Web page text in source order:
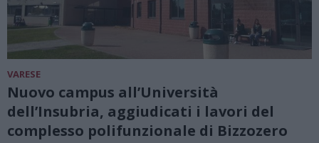
VARESE
Nuovo campus all’Università
dell’Insubria, aggiudicati i lavori del
complesso polifunzionale di Bizzozero